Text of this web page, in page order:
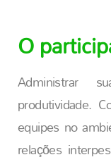
O
Administrar
produtividade.
equipes no
relações